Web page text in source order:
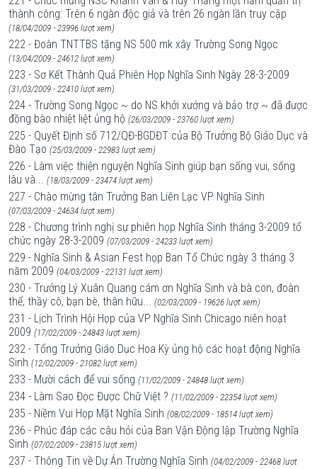
thành công: Trên 6 ngàn độc giả và trên 26 ngàn lần truy cập
(18/04/2009 - 23996 lượt xem)
222 - Đoàn TNTTBS tặng NS 500 mk xây Trường Song Ngọc
(13/04/2009 - 24612 lượt xem)
223 - Sơ Kết Thành Quả Phiên Họp Nghĩa Sinh Ngày 28-3-2009
(31/03/2009 - 22410 lượt xem)
224 - Trường Song Ngọc ~ do NS khởi xướng và bảo trợ ~ đã được
đồng bào nhiệt liệt ủng hộ (26/03/2009 - 23760 lượt xem)
225 - Quyết Định số 712/QĐ-BGDĐT của Bộ Trưởng Bộ Giáo Dục và
Đào Tạo (25/03/2009 - 22983 lượt xem)
226 - Làm việc thiện nguyện Nghĩa Sinh giúp bạn sống vui, sống
lâu và... (18/03/2009 - 23474 lượt xem)
227 - Chào mừng tân Trưởng Ban Liên Lạc VP Nghĩa Sinh
(07/03/2009 - 24634 lượt xem)
228 - Chương trình nghị sự phiên họp Nghĩa Sinh tháng 3-2009 tổ
chức ngày 28-3-2009 (07/03/2009 - 24233 lượt xem)
229 - Nghĩa Sinh & Asian Fest họp Ban Tổ Chức ngày 3 tháng 3
năm 2009 (04/03/2009 - 22131 lượt xem)
230 - Trưởng Lý Xuân Quang cám ơn Nghĩa Sinh và bà con, đoàn
thể, thầy cô, bạn bè, thân hữu... (02/03/2009 - 19626 lượt xem)
231 - Lịch Trình Hội Họp của VP Nghĩa Sinh Chicago niên hoạt
2009 (17/02/2009 - 24843 lượt xem)
232 - Tổng Trưởng Giáo Dục Hoa Kỳ ủng hộ các hoạt động Nghĩa
Sinh (12/02/2009 - 21082 lượt xem)
233 - Mười cách để vui sống (11/02/2009 - 24848 lượt xem)
234 - Làm Sao Đọc Được Chữ Việt ? (11/02/2009 - 22354 lượt xem)
235 - Niềm Vui Họp Mặt Nghĩa Sinh (08/02/2009 - 18514 lượt xem)
236 - Phúc đáp các câu hỏi của Ban Vận Động lập Trường Nghĩa
Sinh (07/02/2009 - 23815 lượt xem)
237 - Thông Tin về Dự Án Trường Nghĩa Sinh (04/02/2009 - 22468 lượt